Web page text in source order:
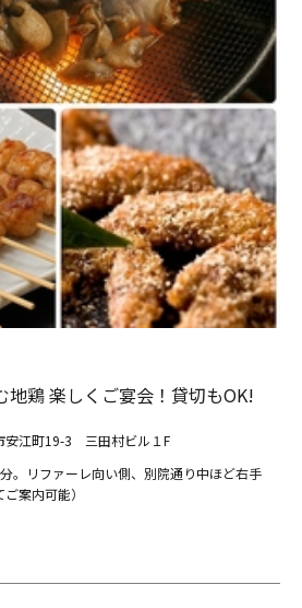
地鶏 楽しくご宴会！貸切もOK!
安江町19-3 三田村ビル１F
。リファーレ向い側、別院通り中ほど右手
案内可能）